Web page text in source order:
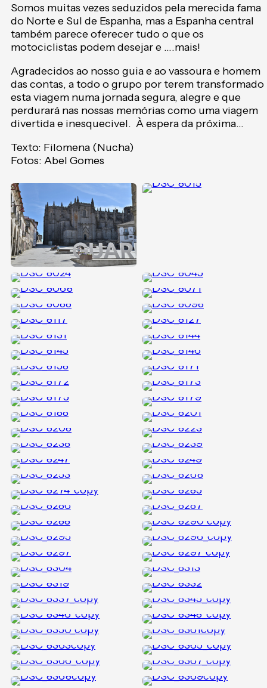
Somos muitas vezes seduzidos pela merecida fama
do Norte e Sul de Espanha, mas a Espanha central
também parece oferecer tudo o que os
motociclistas podem desejar e ….mais!
Agradecidos ao nosso guia e ao vassoura e homem
das contas, a todo o grupo por terem transformado
esta viagem numa jornada segura, alegre e que
perdurará nas nossas memórias como uma viagem
divertida e inesquecivel. À espera da próxima…
Texto: Filomena (Nucha)
Fotos: Abel Gomes